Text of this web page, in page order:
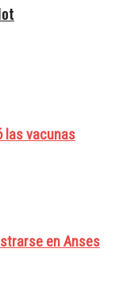
las vacunas
en Anses